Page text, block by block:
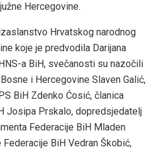
Hercegovine.
Hrvatskog narodnog
koje je predvodila Darijana
a BiH, svečanosti su nazočili
i Hercegovine Slaven Galić,
BiH Zdenko Ćosić, članica
Josipa Prskalo, dopredsjedatelj
Federacije BiH Mladen
BiH Vedran Škobić,